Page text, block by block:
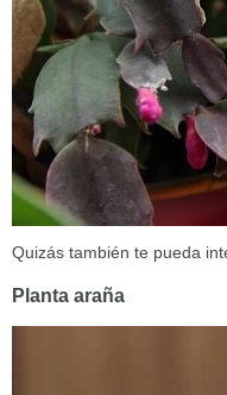
Quizás también te pueda
Planta araña